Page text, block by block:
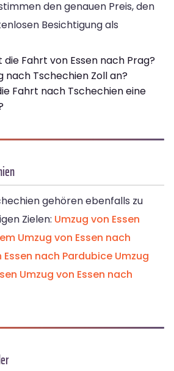
den genauen Preis, den
Besichtigung als
Fahrt von Essen nach Prag?
nach Tschechien Zoll an?
Fahrt nach Tschechien eine
gehören ebenfalls zu
Zielen: Umzug von Essen
Umzug von Essen nach
Essen nach Pardubice Umzug
Umzug von Essen nach